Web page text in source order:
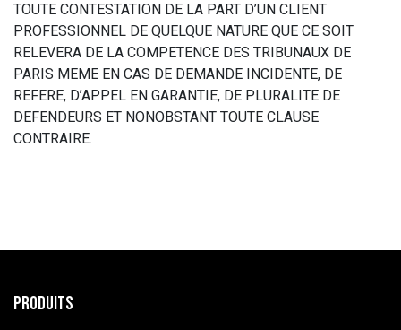
TOUTE CONTESTATION DE LA PART D’UN CLIENT
PROFESSIONNEL DE QUELQUE NATURE QUE CE SOIT
RELEVERA DE LA COMPETENCE DES TRIBUNAUX DE
PARIS MEME EN CAS DE DEMANDE INCIDENTE, DE
REFERE, D’APPEL EN GARANTIE, DE PLURALITE DE
DEFENDEURS ET NONOBSTANT TOUTE CLAUSE
CONTRAIRE.
Produits